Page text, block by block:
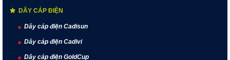
DÂY CÁP ĐIỆN
Dây cáp điện Cadisun
Dây cáp điện Cadivi
Dây cáp điện GoldCup